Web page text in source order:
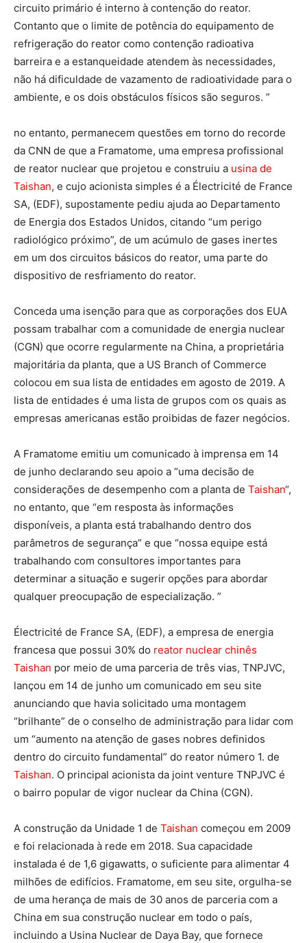
circuito primário é interno à contenção do reator.
Contanto que o limite de potência do equipamento de
refrigeração do reator como contenção radioativa
barreira e a estanqueidade atendem às necessidades,
não há dificuldade de vazamento de radioatividade para o
ambiente, e os dois obstáculos físicos são seguros. ”
no entanto, permanecem questões em torno do recorde
da CNN de que a Framatome, uma empresa profissional
de reator nuclear que projetou e construiu a usina de
Taishan, e cujo acionista simples é a Électricité de France
SA, (EDF), supostamente pediu ajuda ao Departamento
de Energia dos Estados Unidos, citando “um perigo
radiológico próximo”, de um acúmulo de gases inertes
em um dos circuitos básicos do reator, uma parte do
dispositivo de resfriamento do reator.
Conceda uma isenção para que as corporações dos EUA
possam trabalhar com a comunidade de energia nuclear
(CGN) que ocorre regularmente na China, a proprietária
majoritária da planta, que a US Branch of Commerce
colocou em sua lista de entidades em agosto de 2019. A
lista de entidades é uma lista de grupos com os quais as
empresas americanas estão proibidas de fazer negócios.
A Framatome emitiu um comunicado à imprensa em 14
de junho declarando seu apoio a “uma decisão de
considerações de desempenho com a planta de Taishan“,
no entanto, que “em resposta às informações
disponíveis, a planta está trabalhando dentro dos
parâmetros de segurança” e que “nossa equipe está
trabalhando com consultores importantes para
determinar a situação e sugerir opções para abordar
qualquer preocupação de especialização. ”
Électricité de France SA, (EDF), a empresa de energia
francesa que possui 30% do reator nuclear chinês
Taishan por meio de uma parceria de três vias, TNPJVC,
lançou em 14 de junho um comunicado em seu site
anunciando que havia solicitado uma montagem
“brilhante” de o conselho de administração para lidar com
um “aumento na atenção de gases nobres definidos
dentro do circuito fundamental” do reator número 1. de
Taishan. O principal acionista da joint venture TNPJVC é
o bairro popular de vigor nuclear da China (CGN).
A construção da Unidade 1 de Taishan começou em 2009
e foi relacionada à rede em 2018. Sua capacidade
instalada é de 1,6 gigawatts, o suficiente para alimentar 4
milhões de edifícios. Framatome, em seu site, orgulha-se
de uma herança de mais de 30 anos de parceria com a
China em sua construção nuclear em todo o país,
incluindo a Usina Nuclear de Daya Bay, que fornece